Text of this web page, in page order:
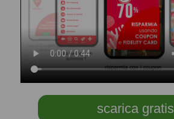
scarica gratis